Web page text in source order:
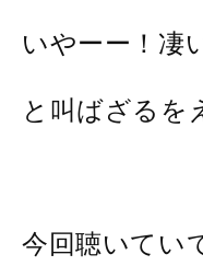
いやーー！凄
と叫ばざるを
今回聴いてい